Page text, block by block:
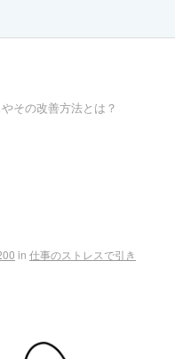
その改善方法とは？
in 仕事のストレスで引き